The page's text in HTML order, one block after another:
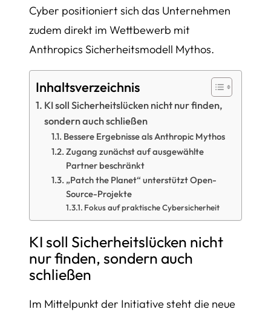
Cyber positioniert sich das Unternehmen
zudem direkt im Wettbewerb mit
Anthropics Sicherheitsmodell Mythos.
Inhaltsverzeichnis
KI soll Sicherheitslücken nicht nur finden,
sondern auch schließen
Bessere Ergebnisse als Anthropic Mythos
Zugang zunächst auf ausgewählte
Partner beschränkt
„Patch the Planet“ unterstützt Open-
Source-Projekte
Fokus auf praktische Cybersicherheit
KI soll Sicherheitslücken nicht
nur finden, sondern auch
schließen
Im Mittelpunkt der Initiative steht die neue